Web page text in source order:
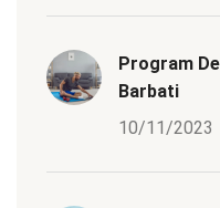
Program
Barbati
10/11/2023